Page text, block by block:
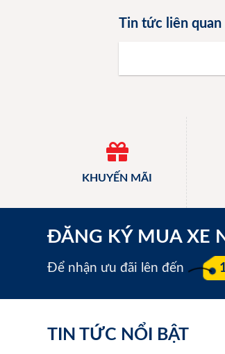
Tin tức liên quan
KHUYẾN MÃI
ĐĂNG KÝ MUA XE
Để nhận ưu đãi lên đến
TIN TỨC NỔI BẬT